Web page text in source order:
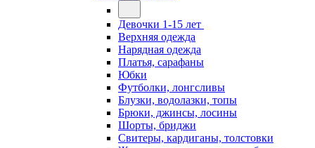
Девочки 1-15 лет
Верхняя одежда
Нарядная одежда
Платья, сарафаны
Юбки
Футболки, лонгсливы
Блузки, водолазки, топы
Брюки, джинсы, лосины
Шорты, бриджи
Свитеры, кардиганы, толстовки